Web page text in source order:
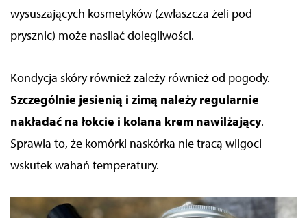
wysuszających kosmetyków (zwłaszcza żeli pod
prysznic) może nasilać dolegliwości.
Kondycja skóryrównież zależy również od pogody.
Szczególnie jesienią i zimą należy regularnie
nakładać na łokcie i kolana krem nawilżający.
Sprawia to, że komórki naskórka nie tracą wilgoci
wskutek wahań temperatury.